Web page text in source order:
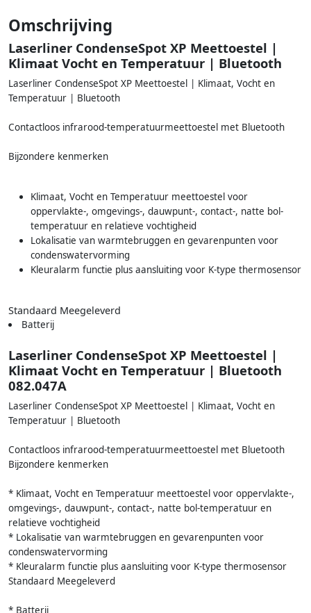
Omschrijving
Laserliner CondenseSpot XP Meettoestel |
Klimaat Vocht en Temperatuur | Bluetooth
Laserliner CondenseSpot XP Meettoestel | Klimaat, Vocht en
Temperatuur | Bluetooth
Contactloos infrarood-temperatuurmeettoestel met Bluetooth
Bijzondere kenmerken
Klimaat, Vocht en Temperatuur meettoestel voor
oppervlakte-, omgevings-, dauwpunt-, contact-, natte bol-
temperatuur en relatieve vochtigheid
Lokalisatie van warmtebruggen en gevarenpunten voor
condenswatervorming
Kleuralarm functie plus aansluiting voor K-type thermosensor
Standaard Meegeleverd
Batterij
Laserliner CondenseSpot XP Meettoestel |
Klimaat Vocht en Temperatuur | Bluetooth
082.047A
Laserliner CondenseSpot XP Meettoestel | Klimaat, Vocht en
Temperatuur | Bluetooth
Contactloos infrarood-temperatuurmeettoestel met Bluetooth
Bijzondere kenmerken
* Klimaat, Vocht en Temperatuur meettoestel voor oppervlakte-,
omgevings-, dauwpunt-, contact-, natte bol-temperatuur en
relatieve vochtigheid
* Lokalisatie van warmtebruggen en gevarenpunten voor
condenswatervorming
* Kleuralarm functie plus aansluiting voor K-type thermosensor
Standaard Meegeleverd
* Batterij